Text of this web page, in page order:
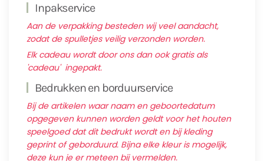
Inpakservice
Aan de verpakking besteden wij veel aandacht,
zodat de spulletjes veilig verzonden worden.
Elk cadeau wordt door ons dan ook gratis als
'cadeau' ingepakt.
Bedrukken en borduurservice
Bij de artikelen waar naam en geboortedatum
opgegeven kunnen worden geldt voor het houten
speelgoed dat dit bedrukt wordt en bij kleding
geprint of geborduurd. Bijna elke kleur is mogelijk,
deze kun je er meteen bij vermelden.